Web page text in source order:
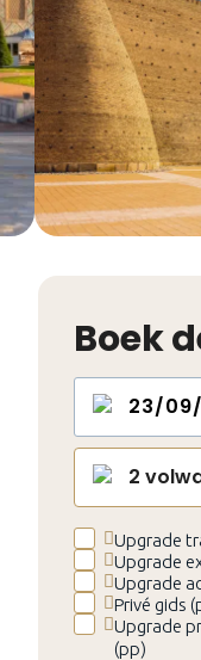
Boek
2
Upgrade
Upgrade
Upgrade
Privé gids
Upgrade
(pp)